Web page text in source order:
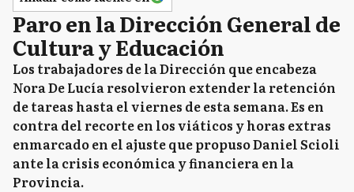
Paro en la Dirección General de
Cultura y Educación
Los trabajadores de la Dirección que encabeza
Nora De Lucía resolvieron extender la retención
de tareas hasta el viernes de esta semana. Es en
contra del recorte en los viáticos y horas extras
enmarcado en el ajuste que propuso Daniel Scioli
ante la crisis económica y financiera en la
Provincia.